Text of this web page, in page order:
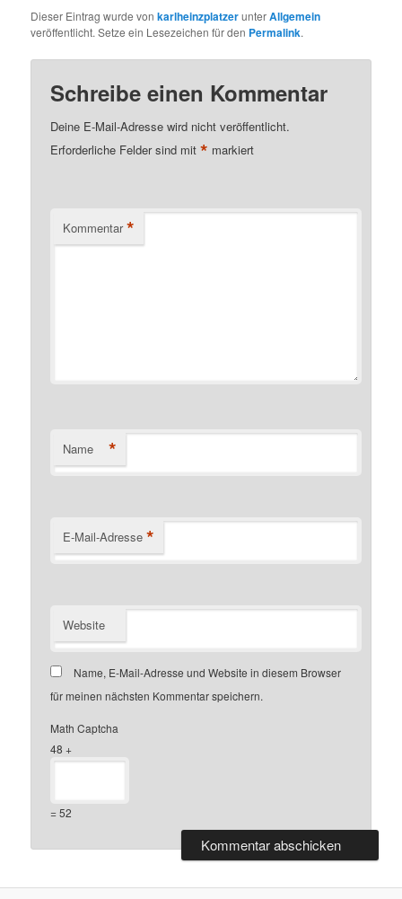
Dieser Eintrag wurde vonkarlheinzplatzerunterAllgemein
veröffentlicht. Setze ein Lesezeichen für den Permalink.
Schreibe einen Kommentar
Deine E-Mail-Adresse wird nicht veröffentlicht.
Erforderliche Felder sind mit* markiert
Kommentar *
Name *
E-Mail-Adresse *
Website
Name, E-Mail-Adresse und Website in diesem Browser
für meinen nächsten Kommentar speichern.
Math Captcha
48 +
= 52